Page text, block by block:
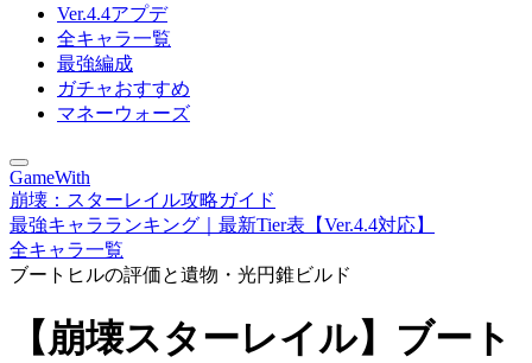
Ver.4.4アプデ
全キャラ一覧
最強編成
ガチャおすすめ
マネーウォーズ
GameWith
崩壊：スターレイル攻略ガイド
最強キャラランキング｜最新Tier表【Ver.4.4対応】
全キャラ一覧
ブートヒルの評価と遺物・光円錐ビルド
【崩壊スターレイル】ブート